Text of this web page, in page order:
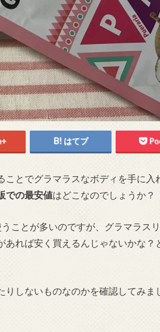
はてブ
とでグラマラスなボディを手に入
での最安値はどこなのでしょうか？
ことが多いのですが、グラマラス
れば安く買えるんじゃないかな？
りしないものなのかを確認してみま